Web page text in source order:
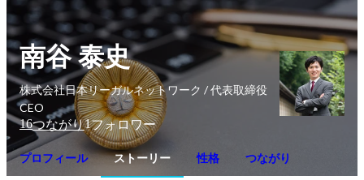
南谷 泰史
株式会社日本リーガルネットワーク / 代表取締役
CEO
16つながり1フォロワー
プロフィール ストーリー 性格 つながり